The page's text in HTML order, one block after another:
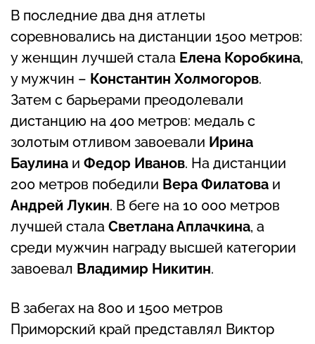
В последние два дня атлеты
соревновались на дистанции 1500 метров:
у женщин лучшей стала Елена Коробкина,
у мужчин – Константин Холмогоров.
Затем с барьерами преодолевали
дистанцию на 400 метров: медаль с
золотым отливом завоевали Ирина
Баулина и Федор Иванов. На дистанции
200 метров победили Вера Филатова и
Андрей Лукин. В беге на 10 000 метров
лучшей стала Светлана Аплачкина, а
среди мужчин награду высшей категории
завоевал Владимир Никитин.
В забегах на 800 и 1500 метров
Приморский край представлял Виктор